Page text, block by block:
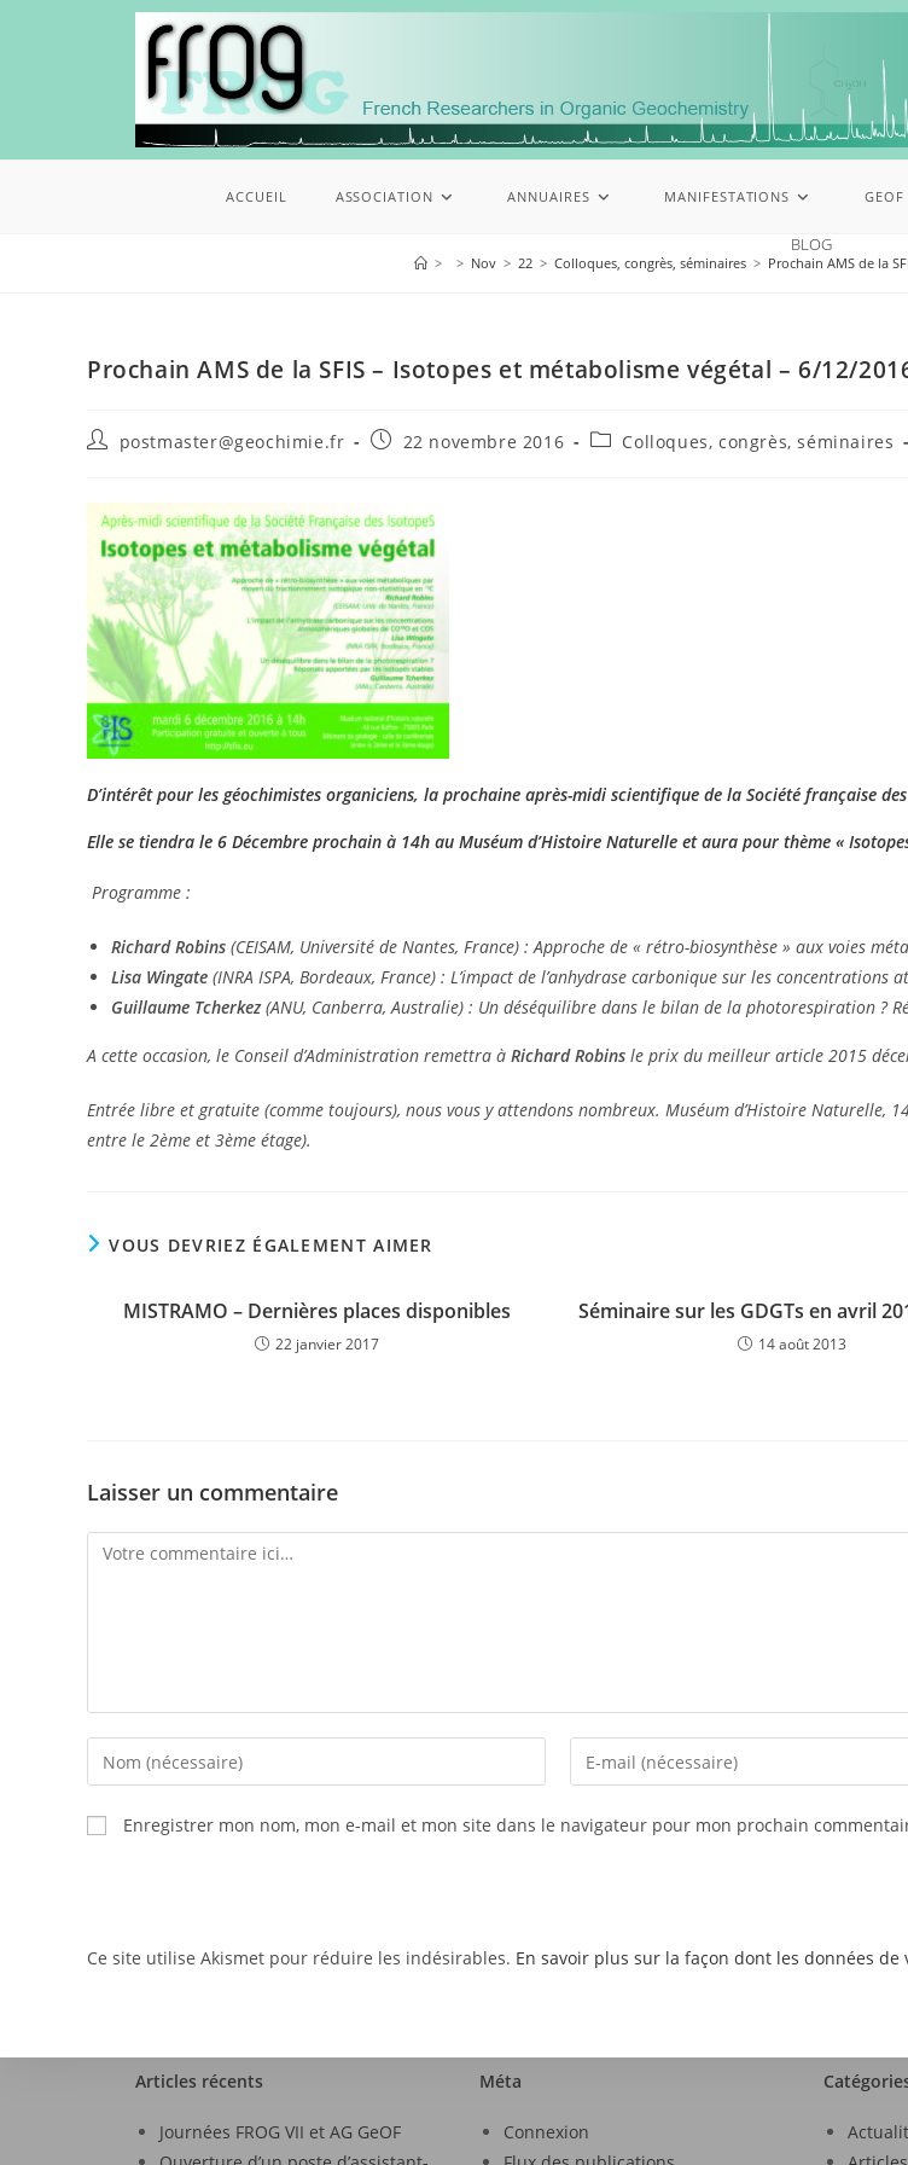
ACCUEIL ASSOCIATION ANNUAIRES MANIFESTATIONS GEOF
BLOG
> > Nov > 22 > Colloques, congrès, séminaires > Prochain AMS de la
Prochain AMS de la SFIS – Isotopes et métabolisme végétal – 6/12/
postmaster@geochimie.fr 22 novembre 2016 Colloques, congrès, séminaires
D’intérêt pour les géochimistes organiciens, la prochaine après-midi scientifique de la Société française
Elle se tiendra le 6 Décembre prochain à 14h au Muséum d’Histoire Naturelle et aura pour thème «
Programme :
Richard Robins (CEISAM, Université de Nantes, France) : Approche de « rétro-biosynthèse » aux voies
Lisa Wingate (INRA ISPA, Bordeaux, France) : L’impact de l’anhydrase carbonique sur les concentrations
Guillaume Tcherkez(ANU, Canberra, Australie) : Un déséquilibre dans le bilan de la photorespiration ?
A cette occasion, le Conseil d’Administration remettra à Richard Robins le prix du meilleur article 2015
Entrée libre et gratuite (comme toujours), nous vous y attendons nombreux. Muséum d’Histoire Naturelle,
entre le 2ème et 3ème étage).
VOUS DEVRIEZ ÉGALEMENT AIMER
MISTRAMO – Dernières places disponibles
22 janvier 2017
Séminaire sur les GDGTs en avril
14 août 2013
Laisser un commentaire
Enregistrer mon nom, mon e-mail et mon site dans le navigateur pour mon prochain
Ce site utilise Akismet pour réduire les indésirables. En savoir plus sur la façon dont les données
Articles récents
Journées FROG VII et AG GeOF
Méta
Connexion